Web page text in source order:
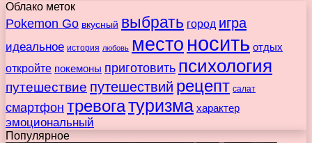
Облако меток
Pokemon Go вкусный выбрать город игра
идеальное история любовь место носить отдых
откройте покемоны приготовить психология
путешествие путешествий рецепт салат
смартфон тревогатуризма характер
эмоциональный
Популярное